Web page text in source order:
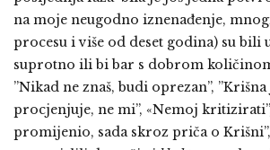
na moje neugodno iznenađenje,
procesu i više od deset godina) su bili
suprotno ili bi bar s dobrom
”Nikad ne znaš, budi oprezan”,
procjenjuje, ne mi”, «Nemoj
promijenio, sada skroz priča o